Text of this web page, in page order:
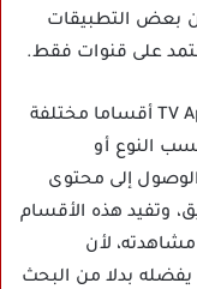
بعض التطبيقات
على قنوات فقط.
يوفر برنامج 1001 تيفي مهكر 1001 TV Apk Mod أقساما مختلفة
النوع أو
الوصول إلى محتوى
وتفيد هذه الأقسام
لأن
بدلا من البحث